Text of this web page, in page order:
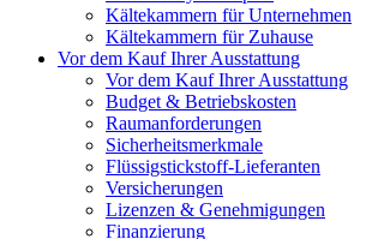
Kältekammern für Unternehmen
Kältekammern für Zuhause
Vor dem Kauf Ihrer Ausstattung
Vor dem Kauf Ihrer Ausstattung
Budget & Betriebskosten
Raumanforderungen
Sicherheitsmerkmale
Flüssigstickstoff-Lieferanten
Versicherungen
Lizenzen & Genehmigungen
Finanzierung